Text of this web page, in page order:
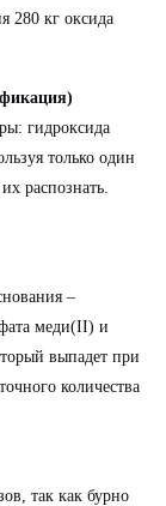
280 кг оксида
гидроксида
только один
распознать.
–
меди(II) и
выпадет при
количества
так как бурно